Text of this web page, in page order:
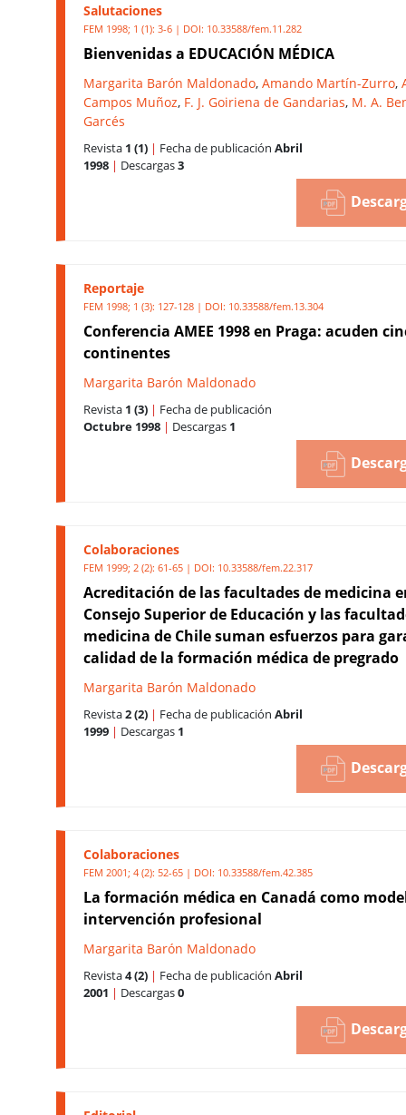
Salutaciones
FEM 1998; 1 (1): 3-6 | DOI: 10.33588/fem.11.282
Bienvenidas a EDUCACIÓN MÉDICA
Margarita Barón Maldonado, Amando Martín-Zurro,
Campos Muñoz, F. J. Goiriena de Gandarias, M. A.
Garcés
Revista 1 (1) | Fecha de publicación Abril
1998 | Descargas3
Reportaje
FEM 1998; 1 (3): 127-128 | DOI: 10.33588/fem.13.304
Conferencia AMEE 1998 en Praga: acuden
continentes
Margarita Barón Maldonado
Revista 1 (3) | Fecha de publicación
Octubre 1998 | Descargas 1
Colaboraciones
FEM 1999; 2 (2): 61-65 | DOI: 10.33588/fem.22.317
Acreditación de las facultades de medicina
Consejo Superior de Educación y las
medicina de Chile suman esfuerzos para
calidad de la formación médica de pregrado
Margarita Barón Maldonado
Revista2 (2) | Fecha de publicación Abril
1999 | Descargas 1
Colaboraciones
FEM 2001; 4 (2): 52-65 | DOI: 10.33588/fem.42.385
La formación médica en Canadá como
intervención profesional
Margarita Barón Maldonado
Revista4 (2) | Fecha de publicación Abril
2001 | Descargas0